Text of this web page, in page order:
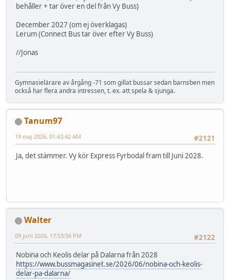
behåller + tar över en del från Vy Buss)
December 2027 (om ej överklagas)
Lerum (Connect Bus tar över efter Vy Buss)
//Jonas
Gymnasielärare av årgång -71 som gillat bussar sedan barnsben men
också har flera andra intressen, t. ex. att spela & sjunga.
Tanum97
#2121
19 maj 2026, 01:43:42 AM
Ja, det stämmer. Vy kör Express Fyrbodal fram till Juni 2028.
Walter
#2122
09 juni 2026, 17:53:56 PM
Nobina och Keolis delar på Dalarna från 2028
https://www.bussmagasinet.se/2026/06/nobina-och-keolis-
delar-pa-dalarna/